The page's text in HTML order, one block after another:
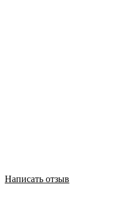
Написать отзыв